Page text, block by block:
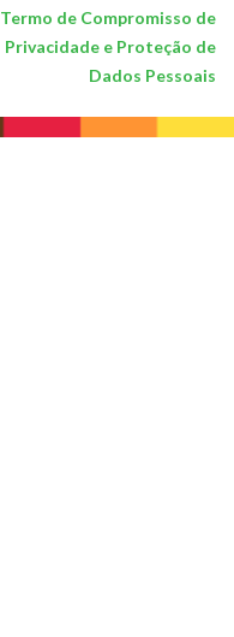
Termo de Compromisso de
Privacidade e Proteção de
Dados Pessoais